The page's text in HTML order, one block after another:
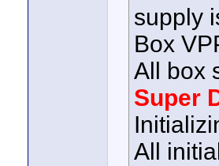
supply
Box
All box
Super
All